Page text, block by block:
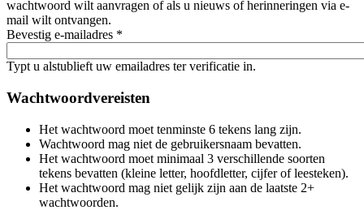
wachtwoord wilt aanvragen of als u nieuws of herinneringen via e-
mail wilt ontvangen.
Bevestig e-mailadres *
Typt u alstublieft uw emailadres ter verificatie in.
Wachtwoordvereisten
Het wachtwoord moet tenminste 6 tekens lang zijn.
Wachtwoord mag niet de gebruikersnaam bevatten.
Het wachtwoord moet minimaal 3 verschillende soorten
tekens bevatten (kleine letter, hoofdletter, cijfer of leesteken).
Het wachtwoord mag niet gelijk zijn aan de laatste 2+
wachtwoorden.